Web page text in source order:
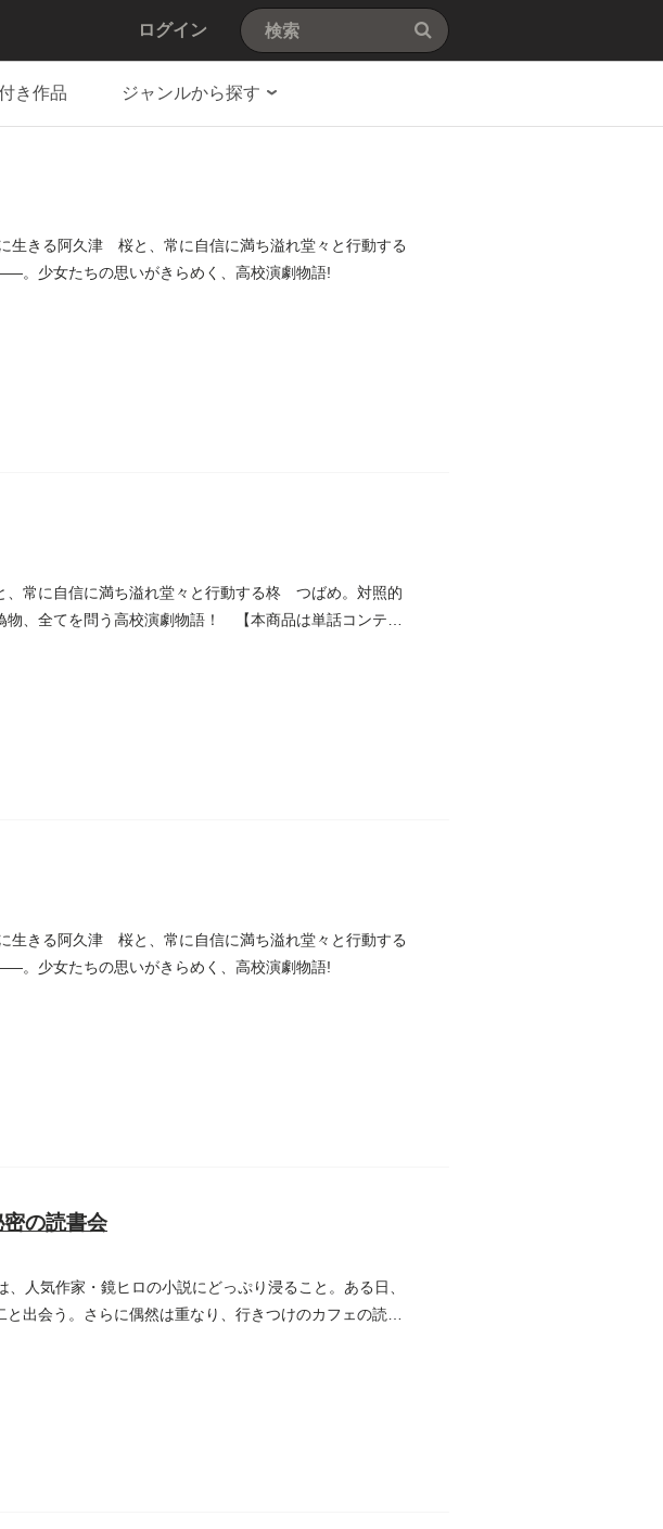
ログイン
き作品 ジャンルから探す
生きる阿久津 桜と、常に自信に満ち溢れ堂々と行動する
。少女たちの思いがきらめく、高校演劇物語!
常に自信に満ち溢れ堂々と行動する柊 つばめ。対照的
、全てを問う高校演劇物語！ 【本商品は単話コンテン
生きる阿久津 桜と、常に自信に満ち溢れ堂々と行動する
。少女たちの思いがきらめく、高校演劇物語!
の読書会
気作家・鏡ヒロの小説にどっぷり浸ること。ある日、
出会う。さらに偶然は重なり、行きつけのカフェの読書